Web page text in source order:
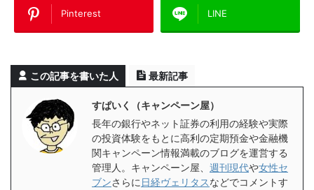
Pinterest LINE
この記事を書いた人 最新記事
すぱいく（キャンペーン屋）
長年の銀行やネット証券の利用の経験や実際
の投資体験をもとに高利の定期預金や金融機
関キャンペーン情報満載のブログを運営する
管理人。キャンペーン屋、 週刊現代や女性セ
ブンさらに 日経ヴェリタスなどでコメントす